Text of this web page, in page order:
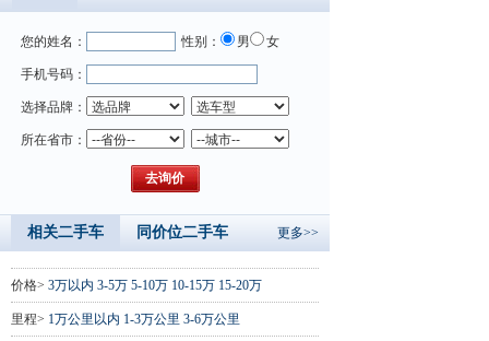
您的姓名： 性别： 男 女
手机号码：
选择品牌：
所在省市：
相关二手车 同价位二手车 更多>>
价格> 3万以内 3-5万 5-10万 10-15万 15-20万
里程> 1万公里以内 1-3万公里 3-6万公里